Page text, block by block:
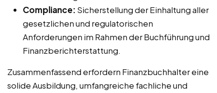
Compliance: Sicherstellung der Einhaltung aller
gesetzlichen und regulatorischen
Anforderungen im Rahmen der Buchführung und
Finanzberichterstattung.
Zusammenfassend erfordern Finanzbuchhalter eine
solide Ausbildung, umfangreiche fachliche und